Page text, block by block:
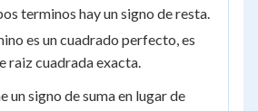
terminos hay un signo de resta.
es un cuadrado perfecto, es
raiz cuadrada exacta.
un signo de suma en lugar de